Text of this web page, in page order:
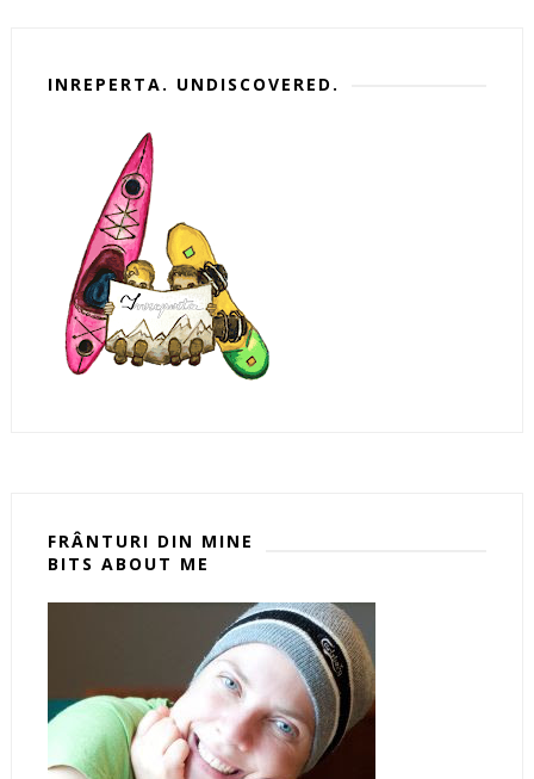
INREPERTA. UNDISCOVERED.
FRÂNTURI DIN MINE
BITS ABOUT ME